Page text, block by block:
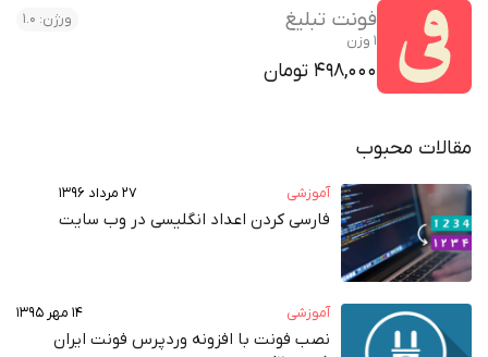
فونت تبلیغ
1 وزن
498,000 تومان
محبوب
آموزشی
فارسی کردن اعداد انگلیسی در وب‌ سایت
آموزشی
نصب فونت با افزونه وردپرس فونت ایران